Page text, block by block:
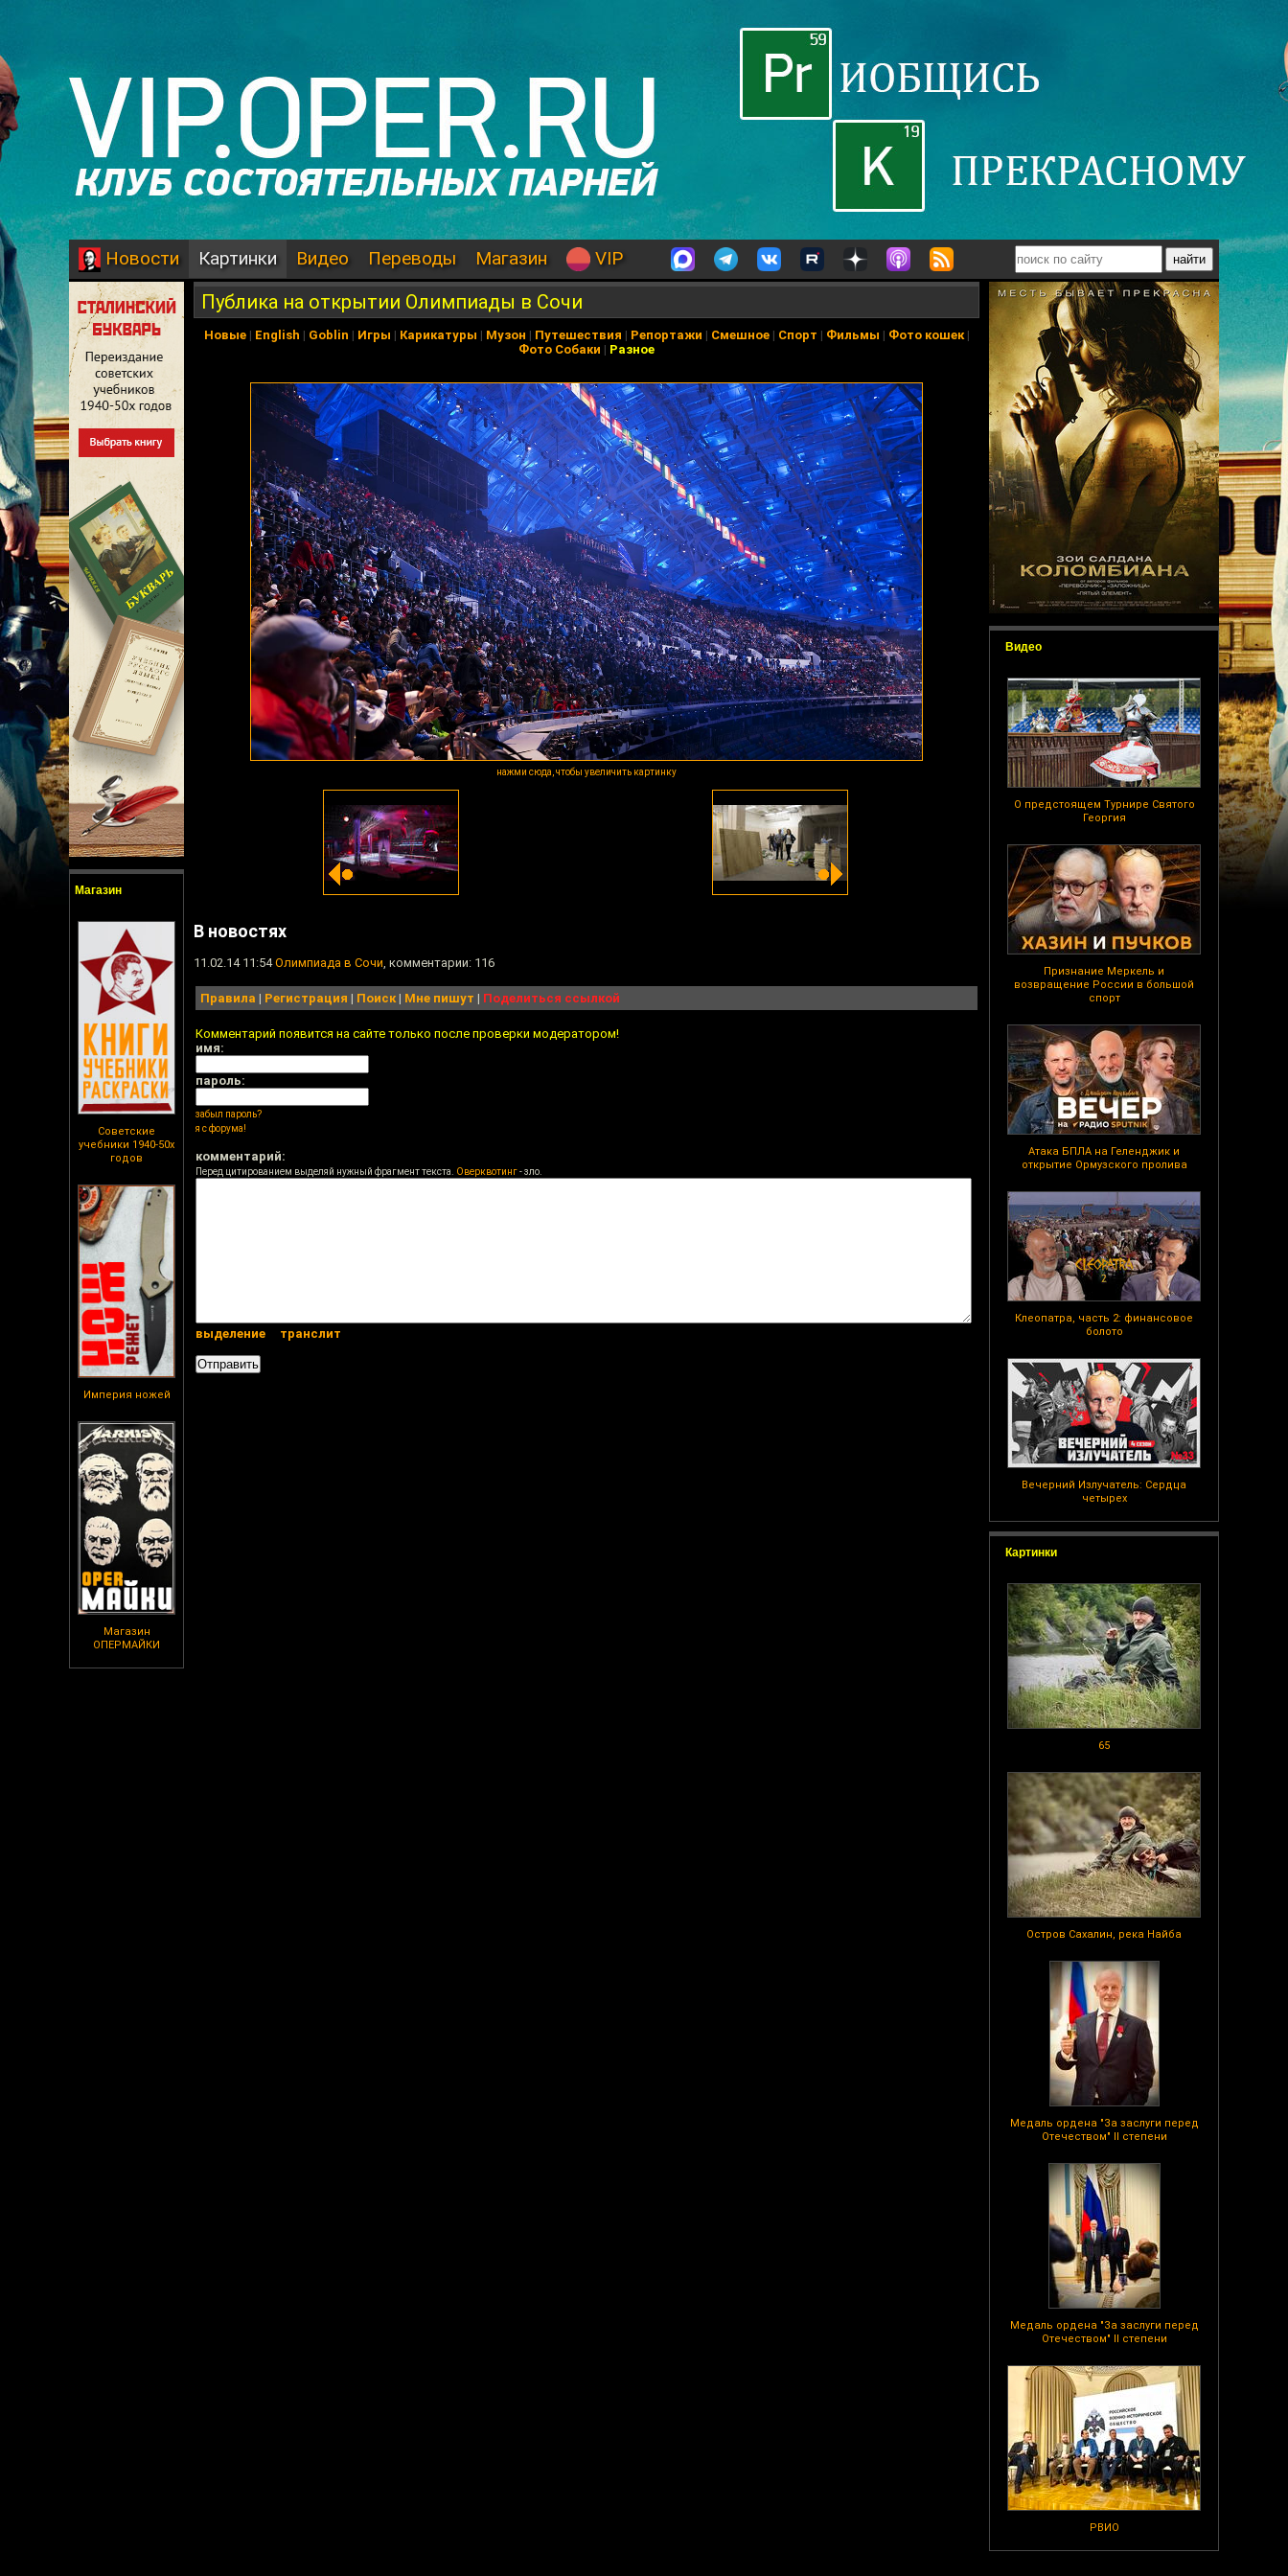
Новости Картинки Видео Переводы Магазин VIP
Магазин
Советские
учебники 1940-50х
годов
Империя ножей
Магазин
ОПЕРМАЙКИ
Видео
О предстоящем Турнире Святого
Георгия
Признание Меркель и
возвращение России в большой
спорт
Атака БПЛА на Геленджик и
открытие Ормузского пролива
Клеопатра, часть 2: финансовое
болото
Вечерний Излучатель: Сердца
четырех
Картинки
65
Остров Сахалин, река Найба
Медаль ордена "За заслуги перед
Отечеством" II степени
Медаль ордена "За заслуги перед
Отечеством" II степени
РВИО
Публика на открытии Олимпиады в Сочи
Новые| English | Goblin | Игры | Карикатуры | Музон | Путешествия | Репортажи | Смешное| Спорт | Фильмы | Фото кошек|
Фото Собаки | Разное
нажми сюда, чтобы увеличить картинку
В новостях
11.02.14 11:54Олимпиада в Сочи, комментарии: 116
Правила | Регистрация | Поиск| Мне пишут | Поделиться ссылкой
Комментарий появится на сайте только после проверки модератором!
имя:
пароль:
забыл пароль?
я с форума!
комментарий:
Перед цитированием выделяй нужный фрагмент текста. Оверквотинг- зло.
выделение транслит